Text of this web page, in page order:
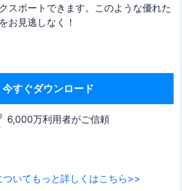
スポートできます。このような優れた
お見逃しなく！
今すぐダウンロード
6,000万利用者がご信頼
ついてもっと詳しくはこちら>>